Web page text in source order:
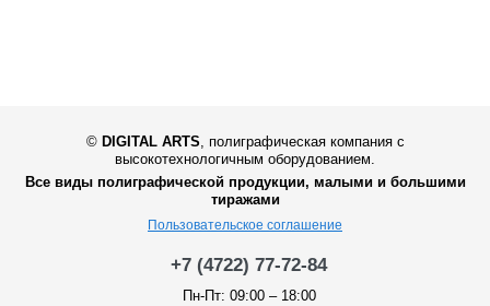
© DIGITAL ARTS
полиграфическая компания с
высокотехнологичным оборудованием.
Все виды полиграфической продукции, малыми и большими
тиражами
Пользовательское соглашение
+7 (4722) 77-72-84
Пн-Пт: 09:00 – 18:00